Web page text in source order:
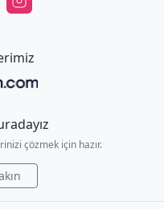
çözmek için hazır.